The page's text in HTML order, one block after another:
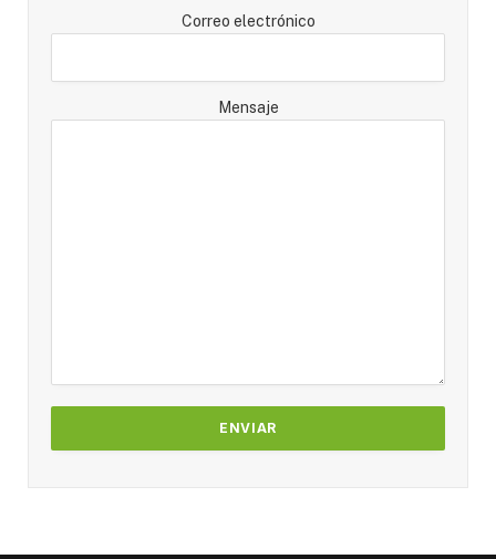
Correo electrónico
Mensaje